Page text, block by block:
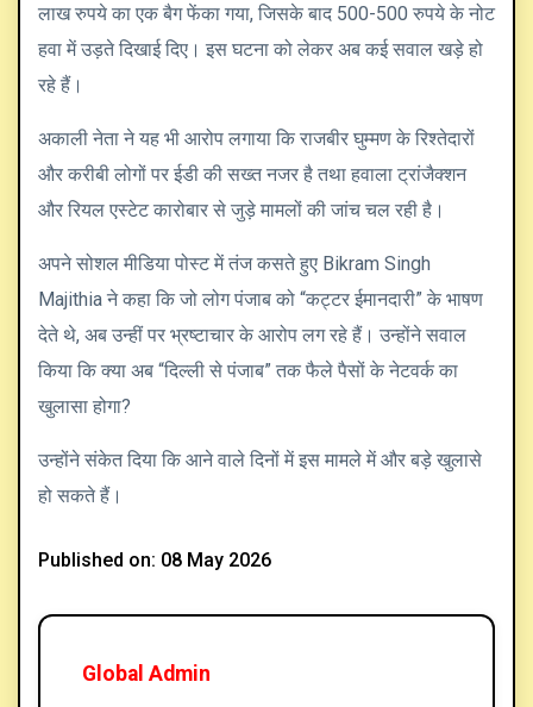
लाख रुपये का एक बैग फेंका गया, जिसके बाद 500-500 रुपये के नोट
हवा में उड़ते दिखाई दिए। इस घटना को लेकर अब कई सवाल खड़े हो
रहे हैं।
अकाली नेता ने यह भी आरोप लगाया कि राजबीर घुम्मण के रिश्तेदारों
और करीबी लोगों पर ईडी की सख्त नजर है तथा हवाला ट्रांजैक्शन
और रियल एस्टेट कारोबार से जुड़े मामलों की जांच चल रही है।
अपने सोशल मीडिया पोस्ट में तंज कसते हुए Bikram Singh
Majithia ने कहा कि जो लोग पंजाब को “कट्टर ईमानदारी” के भाषण
देते थे, अब उन्हीं पर भ्रष्टाचार के आरोप लग रहे हैं। उन्होंने सवाल
किया कि क्या अब “दिल्ली से पंजाब” तक फैले पैसों के नेटवर्क का
खुलासा होगा?
उन्होंने संकेत दिया कि आने वाले दिनों में इस मामले में और बड़े खुलासे
हो सकते हैं।
Published on: 08 May 2026
Global Admin